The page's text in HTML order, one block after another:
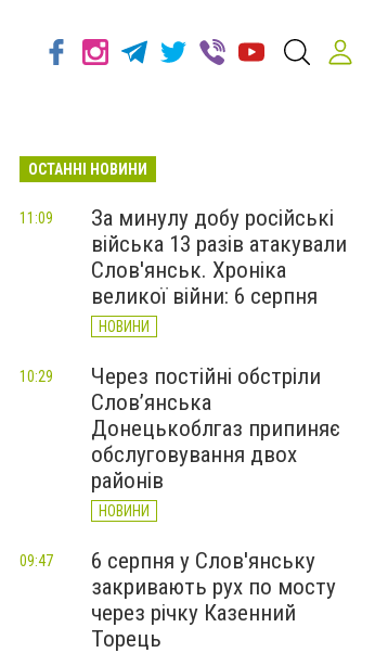
ОСТАННІ НОВИНИ
За минулу добу російські
війська 13 разів атакували
Слов'янськ. Хроніка
великої війни: 6 серпня
НОВИНИ
11:09
Через постійні обстріли
Слов’янська
Донецькоблгаз припиняє
обслуговування двох
районів
НОВИНИ
10:29
6 серпня у Слов'янську
закривають рух по мосту
через річку Казенний
Торець
09:47